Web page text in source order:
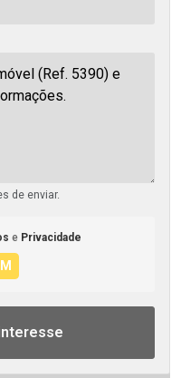
de enviar.
e Privacidade